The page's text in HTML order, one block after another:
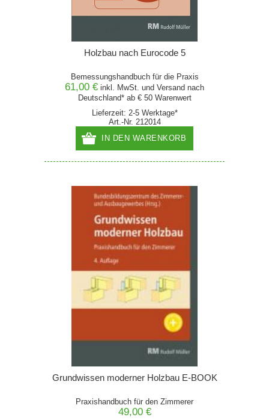
Holzbau nach Eurocode 5
Bemessungshandbuch für die Praxis
61,00 € inkl. MwSt. und Versand nach
Deutschland* ab € 50 Warenwert
Lieferzeit: 2-5 Werktage*
Art.-Nr. 212014
IN DEN WARENKORB
Grundwissen moderner Holzbau E-BOOK
Praxishandbuch für den Zimmerer
49,00 €